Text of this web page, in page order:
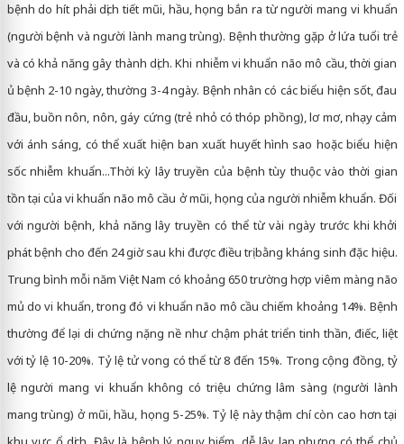
bệnh do hít phải dịch tiết mũi, hầu, họng bắn ra từ người mang vi khuẩn
(người bệnh và người lành mang trùng). Bệnh thường gặp ở lứa tuổi trẻ
và có khả năng gây thành dịch. Khi nhiễm vi khuẩn não mô cầu, thời gian
ủ bệnh 2-10 ngày, thường 3-4 ngày. Bệnh nhân có các biểu hiện sốt, đau
đầu, buồn nôn, nôn, gáy cứng (trẻ nhỏ có thóp phồng), lơ mơ, nhạy cảm
với ánh sáng, có thể xuất hiện ban xuất huyết hình sao hoặc biểu hiện
sốc nhiễm khuẩn...Thời kỳ lây truyền của bệnh tùy thuộc vào thời gian
tồn tại của vi khuẩn não mô cầu ở mũi, họng của người nhiễm khuẩn. Đối
với người bệnh, khả năng lây truyền có thể từ vài ngày trước khi khởi
phát bệnh cho đến 24 giờ sau khi được điều trị bằng kháng sinh đặc hiệu.
Trung bình mỗi năm Việt Nam có khoảng 650 trường hợp viêm màng não
mủ do vi khuẩn, trong đó vi khuẩn não mô cầu chiếm khoảng 14%. Bệnh
thường để lại di chứng nặng nề như chậm phát triển tinh thần, điếc, liệt
với tỷ lệ 10-20%. Tỷ lệ tử vong có thể từ 8 đến 15%. Trong cộng đồng, tỷ
lệ người mang vi khuẩn không có triệu chứng lâm sàng (người lành
mang trùng) ở mũi, hầu, họng 5-25%. Tỷ lệ này thậm chí còn cao hơn tại